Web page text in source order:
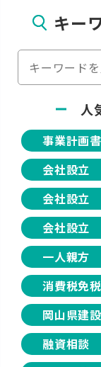
キー
人
事業計画
会社設立
会社設立
会社設立
一人親方
消費税免税
岡山県建
融資相談